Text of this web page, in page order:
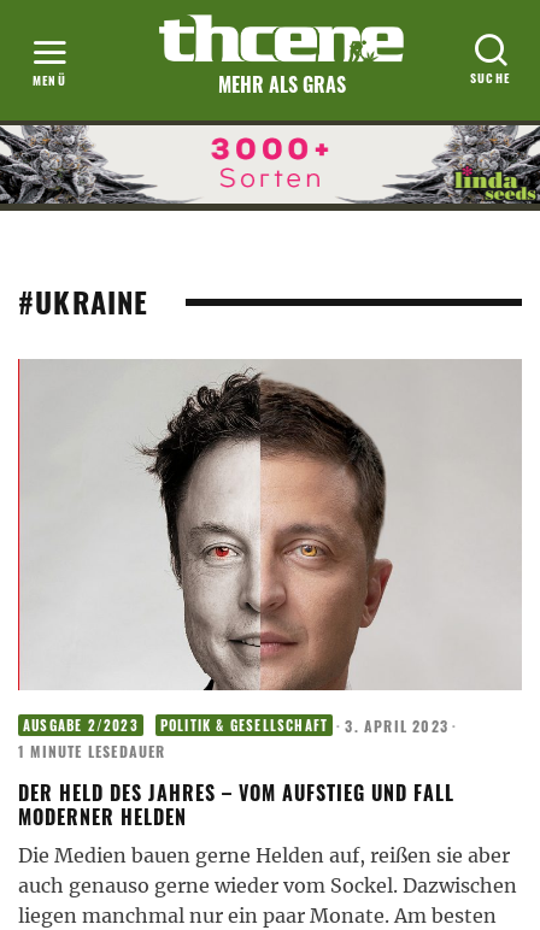
MEHR ALS GRAS
#UKRAINE
AUSGABE 2/2023 POLITIK & GESELLSCHAFT · 3. APRIL 2023 ·
1 MINUTE LESEDAUER
DER HELD DES JAHRES – VOM AUFSTIEG UND FALL
MODERNER HELDEN
Die Medien bauen gerne Helden auf, reißen sie aber
auch genauso gerne wieder vom Sockel. Dazwischen
liegen manchmal nur ein paar Monate. Am besten